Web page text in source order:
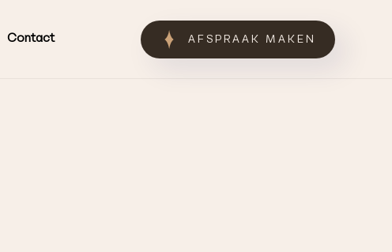
Contact AFSPRAAK MAKEN